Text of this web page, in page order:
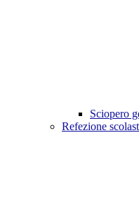
Sciopero
Refezione